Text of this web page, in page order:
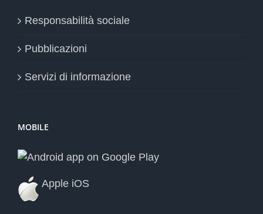
Responsabilità sociale
Pubblicazioni
Servizi di informazione
MOBILE
Apple iOS